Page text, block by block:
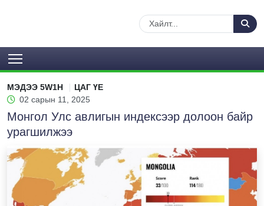
МЭДЭЭ 5W1H
ЦАГ ҮЕ
02 сарын 11, 2025
Монгол Улс авлигын индексээр долоон байр
урагшилжээ